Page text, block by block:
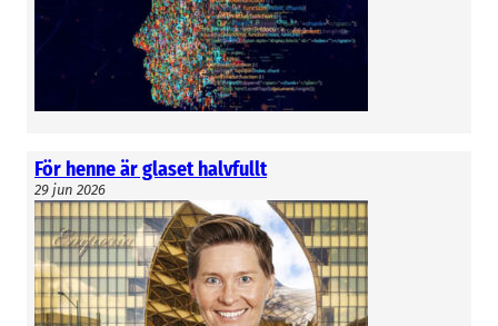
För henne är glaset halvfullt
29 jun 2026